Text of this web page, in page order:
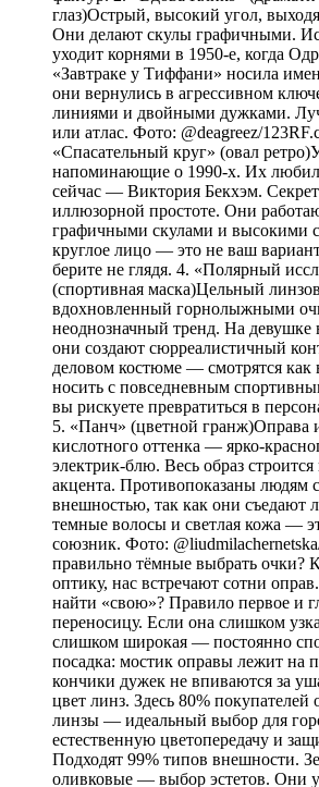
глаз)Острый, высокий угол,
Они делают скулы графичными.
уходит корнями в 1950-е, когда
«Завтраке у Тиффани» носила
они вернулись в агрессивном
линиями и двойными дужками.
или атлас. Фото: @deagreez/
«Спасательный круг» (овал
напоминающие о 1990-х. Их
сейчас — Виктория Бекхэм.
иллюзорной простоте. Они
графичными скулами и высокими
круглое лицо — это не ваш
берите не глядя. 4. «Полярный
(спортивная маска)Цельный
вдохновленный горнолыжными
неоднозначный тренд. На
они создают сюрреалистичный
деловом костюме — смотрятся как
носить с повседневным
вы рискуете превратиться в
5. «Панч» (цветной гранж)Оправа
кислотного оттенка — ярко-
электрик-блю. Весь образ строится
акцента. Противопоказаны людям
внешностью, так как они съедают
темные волосы и светлая кожа —
союзник. Фото:
правильно тёмные выбрать очки?
оптику, нас встречают сотни
найти «свою»? Правило первое и
переносицу. Если она слишком
слишком широкая — постоянно
посадка: мостик оправы лежит на
кончики дужек не впиваются за
цвет линз. Здесь 80%
линзы — идеальный выбор для
естественную цветопередачу и
Подходят 99% типов внешности.
оливковые — выбор эстетов. Они